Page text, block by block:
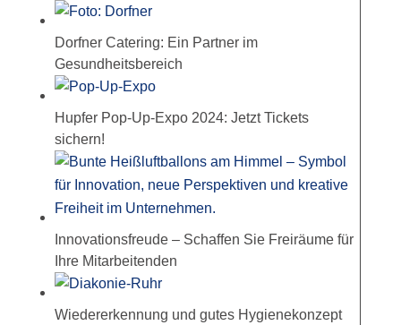
Dorfner Catering: Ein Partner im
Gesundheitsbereich
Hupfer Pop-Up-Expo 2024: Jetzt Tickets
sichern!
Innovationsfreude – Schaffen Sie Freiräume für
Ihre Mitarbeitenden
Wiedererkennung und gutes Hygienekonzept